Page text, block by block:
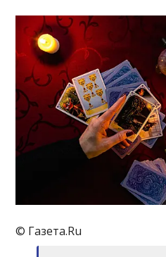
© Газета.Ru